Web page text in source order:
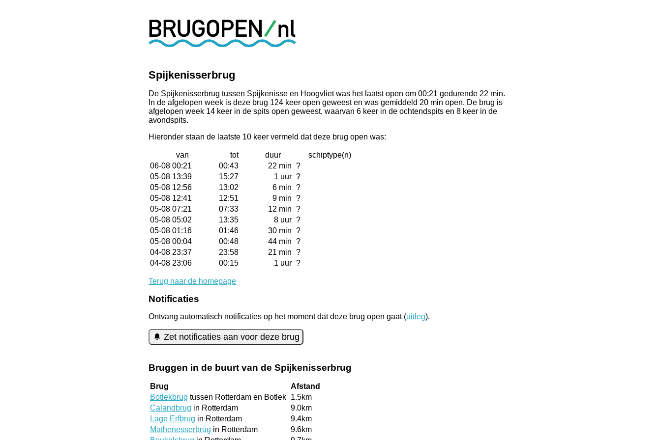
Spijkenisserbrug
De Spijkenisserbrug tussen Spijkenisse en Hoogvliet was het laatst open om 00:21 gedurende 22 min.
In de afgelopen week is deze brug 124 keer open geweest en was gemiddeld 20 min open. De brug is
afgelopen week 14 keer in de spits open geweest, waarvan 6 keer in de ochtendspits en 8 keer in de
avondspits.
Hieronder staan de laatste 10 keer vermeld dat deze brug open was:
van tot duur
schiptype(n)
06-08 00:21
00:43 22 min ?
05-08 13:39
15:27 1 uur ?
05-08 12:56
13:02 6 min ?
05-08 12:41
12:51 9 min ?
05-08 07:21
07:33 12 min ?
05-08 05:02
13:35 8 uur ?
05-08 01:16
01:46 30 min ?
05-08 00:04
00:48 44 min ?
04-08 23:37
23:58 21 min ?
04-08 23:06
00:15 1 uur ?
Terug naar de homepage
Notificaties
Ontvang automatisch notificaties op het moment dat deze brug open gaat (uitleg).
Zet notificaties aan voor deze brug
Bruggen in de buurt van de Spijkenisserbrug
Brug
Afstand
Botlekbrug tussen Rotterdam en Botlek 1.5km
Calandbrug in Rotterdam
9.0km
Lage Erfbrug in Rotterdam
9.4km
Mathenesserbrug in Rotterdam
9.6km